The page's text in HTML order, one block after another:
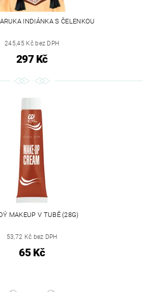
INDIÁNKA S ČELENKOU
245,45 Kč bez DPH
297 Kč
MAKEUP V TUBĚ (28G)
53,72 Kč bez DPH
65 Kč